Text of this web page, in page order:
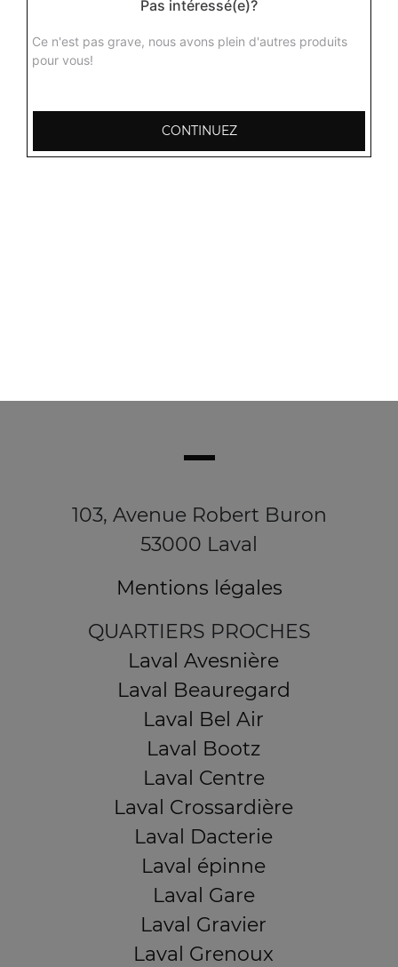
Curry d'agneau aux lentilles jaunes avec différentes
épices du kashmir + 1 potion de riz basmati
Agneau aux champignons
Curry d'agneau aux champignons délicieusement
103, Avenue Robert Buron
53000 Laval
Mentions légales
QUARTIERS PROCHES
Laval Avesnière
Laval Beauregard
Laval Bel Air
Laval Bootz
Laval Centre
Laval Crossardière
Laval Dacterie
Laval épinne
Laval Gare
Laval Gravier
Laval Grenoux
Pas intéressé(e)?
Ce n'est pas grave, nous avons plein d'autres produits
pour vous!
CONTINUEZ